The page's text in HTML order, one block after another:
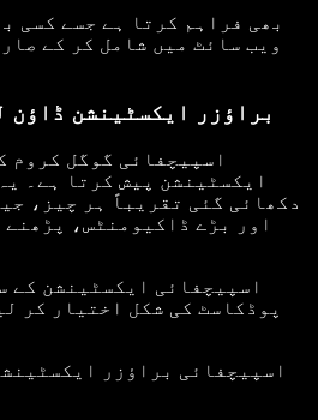
ویب سائٹ میں شامل کر کے
براؤزر ایکسٹینشن ڈاؤن
اسپیچفائی گوگل کروم
ایکسٹینشن پیش کرتا ہے۔
دکھائی گئی تقریباً ہر چیز،
اور بڑے ڈاکیومنٹس، پڑھنے
اسپیچفائی ایکسٹینشن کے
پوڈکاسٹ کی شکل اختیار کر
اسپیچفائی براؤزر